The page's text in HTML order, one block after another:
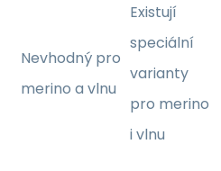
Nevhodný pro
merino a vlnu
Existují
speciální
varianty
pro merino
i vlnu